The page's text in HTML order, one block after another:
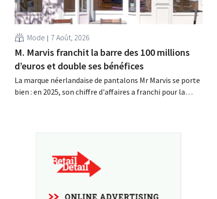
Mode 7 Août, 2026
M. Marvis franchit la barre des 100 millions
d’euros et double ses bénéfices
La marque néerlandaise de pantalons Mr Marvis se porte
bien : en 2025, son chiffre d'affaires a franchi pour la